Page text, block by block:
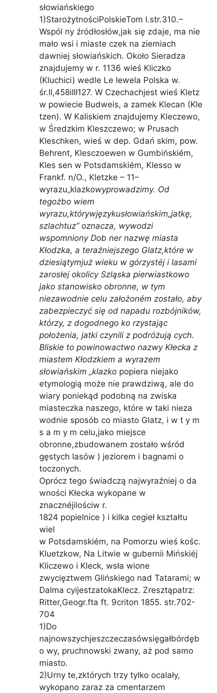
słowiańskiego
1)StarożytnościPolskieTom I.str.310.–
Wspól ny źródłosłów,jak się zdaje, ma nie
mało wsi i miaste czek na ziemiach
dawniej słowiańskich. Około Sieradza
znajdujemy w r. 1136 wieś Kliczko
(Kluchici) wedle Le lewela Polska w.
śr.II,458iIII127. W Czechachjest wieś Kletz
w powiecie Budweis, a zamek Klecan (Kle
tzen). W Kaliskiem znajdujemy Kleczewo,
w Średzkim Kleszczewo; w Prusach
Kleschken, wieś w dep. Gdań skim, pow.
Behrent, Klesczoewen w Gumbińskiém,
Kles sen w Potsdamskiém, Klesso w
Frankf. n/O., Kletzke – 11–
wyrazu„klazkowyprowadzimy. Od
tegożbo wiem
wyrazu,którywjęzykusłowiańskim„jatkę,
szlachtuz” oznacza, wywodzi
wspomniony Dob ner nazwę miasta
Kłodzka, a teraźniejszego Glatz,które w
dziesiątymjuż wieku w górzystéj i lasami
zarosłej okolicy Szląska pierwiastkowo
jako stanowisko obronne, w tym
niezawodnie celu założoném zostało, aby
zabezpieczyć się od napadu rozbójników,
którzy, z dogodnego ko rzystając
położenia, jatki czynili z podróżują cych.
Bliskie to powinowactwo nazwy Kłecka z
miastem Kłodzkiem a wyrazem
słowiańskim „klazko popiera niejako
etymologią może nie prawdziwą, ale do
wiary poniekąd podobną na zwiska
miasteczka naszego, które w taki nieza
wodnie sposób co miasto Glatz, i w t y m
s a m y m celu,jako miejsce
obronne,zbudowanem zostało wśród
gęstych lasów ) jeziorem i bagnami o
toczonych.
Oprócz tego świadczą najwyraźniej o da
wności Kłecka wykopane w
znacznéjilościw r.
1824 popielnice ) i kilka cegieł kształtu
wiel
w Potsdamskiém, na Pomorzu wieś kośc.
Kluetzkow, Na Litwie w gubernii Mińskiéj
Kliczewo i Kleck, wsła wione
zwycięztwem Glińskiego nad Tatarami; w
Dalma cyijestzatokaKlecz. Zresztąpatrz:
Ritter,Geogr.fta ft. 9criton 1855. str.702-
704
1)Do
najnowszychjeszczeczasówsięgałbórdęb
o wy, pruchnowski zwany, aż pod samo
miasto.
2)Urny te,zktórych trzy tylko ocalały,
wykopano zaraz za cmentarzem